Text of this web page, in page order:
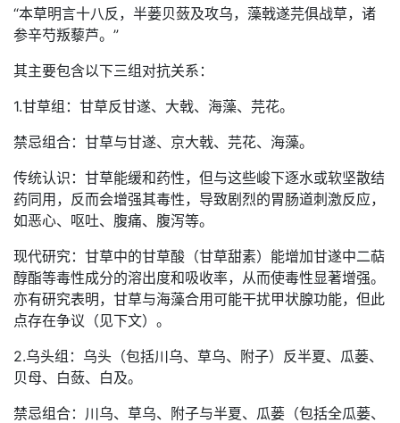
“本草明言十八反，半蒌贝蔹及攻乌，藻戟遂芫俱战草，诸
参辛芍叛藜芦。”
其主要包含以下三组对抗关系：
1.甘草组：甘草反甘遂、大戟、海藻、芫花。
禁忌组合：甘草与甘遂、京大戟、芫花、海藻。
传统认识：甘草能缓和药性，但与这些峻下逐水或软坚散结
药同用，反而会增强其毒性，导致剧烈的胃肠道刺激反应，
如恶心、呕吐、腹痛、腹泻等。
现代研究：甘草中的甘草酸（甘草甜素）能增加甘遂中二萜
醇酯等毒性成分的溶出度和吸收率，从而使毒性显著增强。
亦有研究表明，甘草与海藻合用可能干扰甲状腺功能，但此
点存在争议（见下文）。
2.乌头组：乌头（包括川乌、草乌、附子）反半夏、瓜蒌、
贝母、白蔹、白及。
禁忌组合：川乌、草乌、附子与半夏、瓜蒌（包括全瓜蒌、